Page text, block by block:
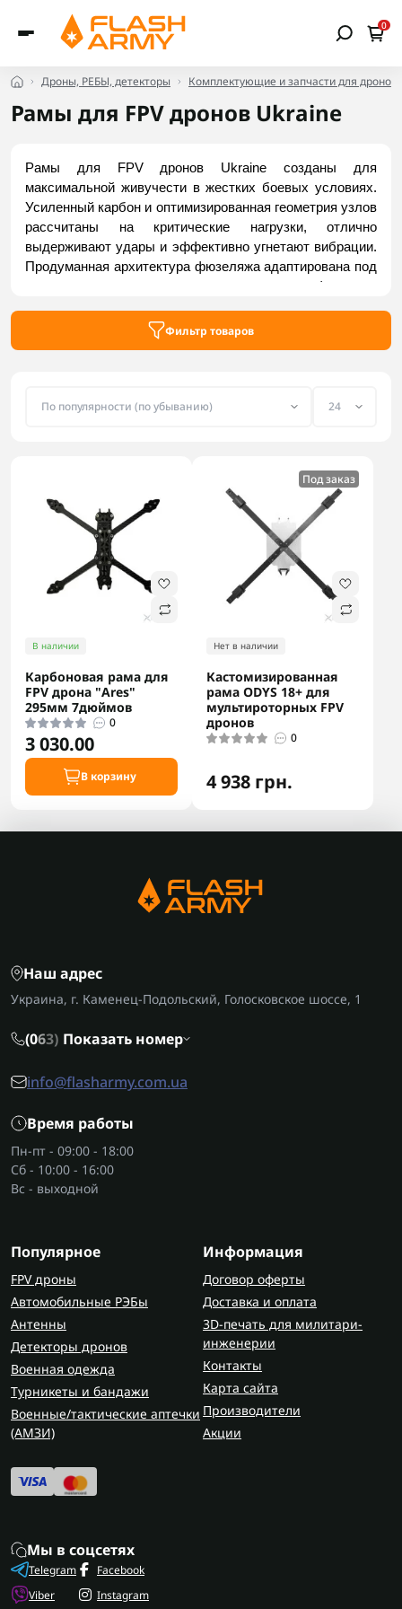
0
Дроны, РЕБЫ, детекторы Комплектующие и запчасти для дронов
Рамы для FPV дронов Ukraine
Рамы для FPV дронов Ukraine созданы для
максимальной живучести в жестких боевых условиях.
Усиленный карбон и оптимизированная геометрия узлов
рассчитаны на критические нагрузки, отлично
выдерживают удары и эффективно угнетают вибрации.
Продуманная архитектура фюзеляжа адаптирована под
тяжелые аккумуляторы и тактическую периферию, а
деталей позволяют быстро менять лучи в поле. Купить
Фильтр товаров
В наличии
Карбоновая рама для
FPV дрона "Ares"
295мм 7дюймов
0
3 030.00
В корзину
Под заказ
Нет в наличии
Кастомизированная
рама ODYS 18+ для
мультироторных FPV
дронов
0
4 938 грн.
Наш адрес
Украина, г. Каменец-Подольский, Голосковское шоссе, 1
(063) Показать номер
info@flasharmy.com.ua
Время работы
Пн-пт - 09:00 - 18:00
Сб - 10:00 - 16:00
Вс - выходной
Популярное
FPV дроны
Автомобильные РЭБы
Антенны
Детекторы дронов
Военная одежда
Турникеты и бандажи
Военные/тактические аптечки
(AMЗИ)
Информация
Договор оферты
Доставка и оплата
3D-печать для милитари-
инженерии
Контакты
Карта сайта
Производители
Акции
Мы в соцсетях
Telegram
Viber
Facebook
Instagram